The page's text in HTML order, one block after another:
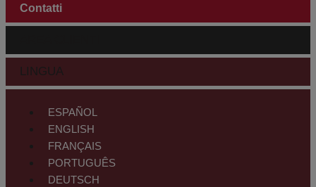
Contatti
LINGUA
ESPAÑOL
ENGLISH
FRANÇAIS
PORTUGUÊS
DEUTSCH